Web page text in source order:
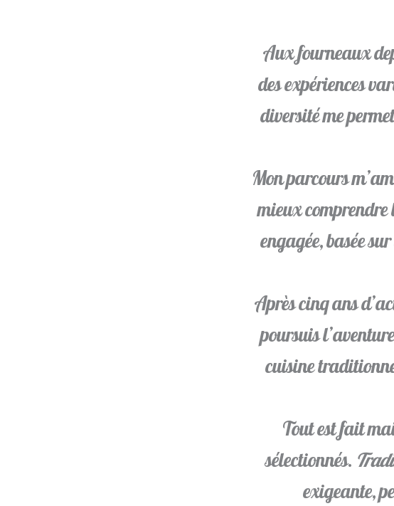
Aux fourneaux
des expériences
diversité me
Mon parcours
mieux
engagée, basée
Après cinq ans
poursuis
cuisine
Tout est fait
sélectionnés.
exigeante,